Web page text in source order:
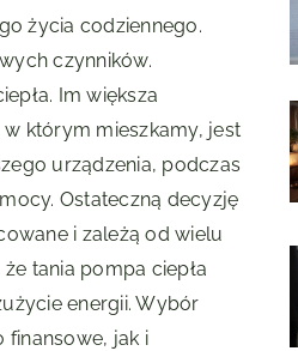
życia codziennego.
czynników.
Im większa
którym mieszkamy, jest
urządzenia, podczas
Ostateczną decyzję
i zależą od wielu
tania pompa ciepła
energii. Wybór
finansowe, jak i